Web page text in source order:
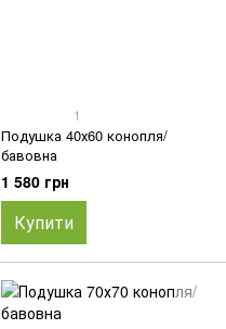
1
Подушка 40х60 конопля/
бавовна
1 580 грн
Купити